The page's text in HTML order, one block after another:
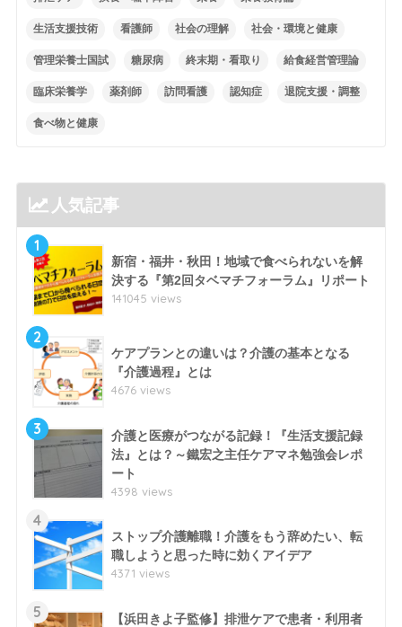
生活支援技術 看護師 社会の理解 社会・環境と健康
管理栄養士国試 糖尿病 終末期・看取り 給食経営管理論
臨床栄養学 薬剤師 訪問看護 認知症 退院支援・調整
食べ物と健康
人気記事
1
新宿・福井・秋田！地域で食べられないを解
決する『第2回タベマチフォーラム』リポート
141045 views
2
ケアプランとの違いは？介護の基本となる
『介護過程』とは
4676 views
3
介護と医療がつながる記録！『生活支援記録
法』とは？～鐵宏之主任ケアマネ勉強会レポ
ート
4398 views
4
ストップ介護離職！介護をもう辞めたい、転
職しようと思った時に効くアイデア
4371 views
5
【浜田きよ子監修】排泄ケアで患者・利用者